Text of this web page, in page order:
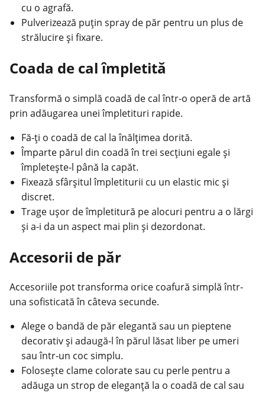
cu o agrafă.
Pulverizează puțin spray de păr pentru un plus de
strălucire și fixare.
Coada de cal împletită
Transformă o simplă coadă de cal într-o operă de artă
prin adăugarea unei împletituri rapide.
Fă-ți o coadă de cal la înălțimea dorită.
Împarte părul din coadă în trei secțiuni egale și
împletește-l până la capăt.
Fixează sfârșitul împletiturii cu un elastic mic și
discret.
Trage ușor de împletitură pe alocuri pentru a o lărgi
și a-i da un aspect mai plin și dezordonat.
Accesorii de păr
Accesoriile pot transforma orice coafură simplă într-
una sofisticată în câteva secunde.
Alege o bandă de păr elegantă sau un pieptene
decorativ și adaugă-l în părul lăsat liber pe umeri
sau într-un coc simplu.
Folosește clame colorate sau cu perle pentru a
adăuga un strop de eleganță la o coadă de cal sau